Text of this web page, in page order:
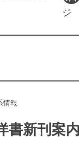
ジ
情報
書新刊案